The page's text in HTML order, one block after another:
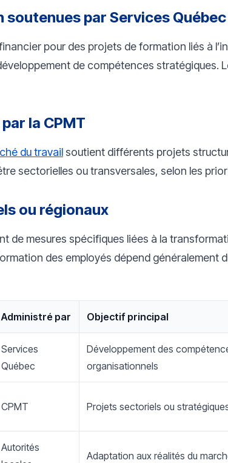
soutenues par Services Québec
pour des projets de formation liés à
de compétences stratégiques.
la CPMT
du travail soutient différents projets
sectorielles ou transversales, selon les
ou régionaux
de mesures spécifiques liées à la
des employés dépend
Administré par Objectif principal
Services
Québec
Développement des
organisationnels
CPMT Projets sectoriels ou
Autorités
Adaptation aux réalités du